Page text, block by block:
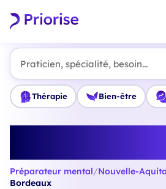
Praticien, spécialité, besoin...
Thérapie Bien-être
Préparateur mental/Nouvelle-
Bordeaux